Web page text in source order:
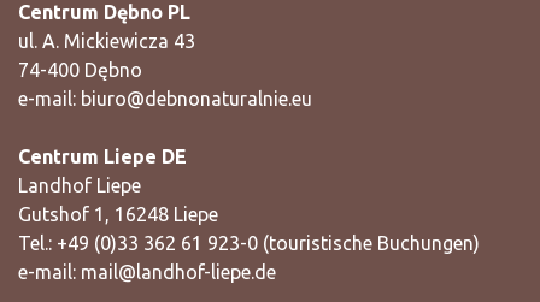
Centrum Dębno PL
ul. A. Mickiewicza 43
74-400 Dębno
e-mail: biuro@debnonaturalnie.eu
Centrum Liepe DE
Landhof Liepe
Gutshof 1, 16248 Liepe
Tel.: +49 (0)33 362 61 923-0 (touristische Buchungen)
e-mail: mail@landhof-liepe.de